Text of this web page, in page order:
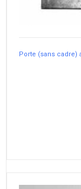
Porte (sans cadre)